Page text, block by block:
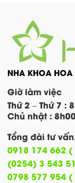
NHA KHOA HOA
Giờ làm việc
Thứ 2 – Thứ 7 :
Chủ nhật :
Tổng đài tư
0918 174 662
(0254) 3 543
0798 577 954